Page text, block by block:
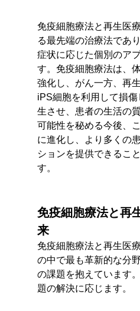
免疫細胞療法と再生医
る最先端の治療法であ
症状に応じた個別のア
す。免疫細胞療法は、
強化し、がん一方、再
iPS細胞を利用して損
生させ、患者の生活の
可能性を秘める今後、
に進化し、より多くの
ションを提供できるこ
す。
免疫細胞療法と再
来
免疫細胞療法と再生医
の中で最も革新的な分
の課題を抱えています
題の解決に応じます。